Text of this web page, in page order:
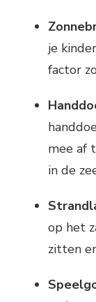
je
factor
mee af
in de
op het
zitten